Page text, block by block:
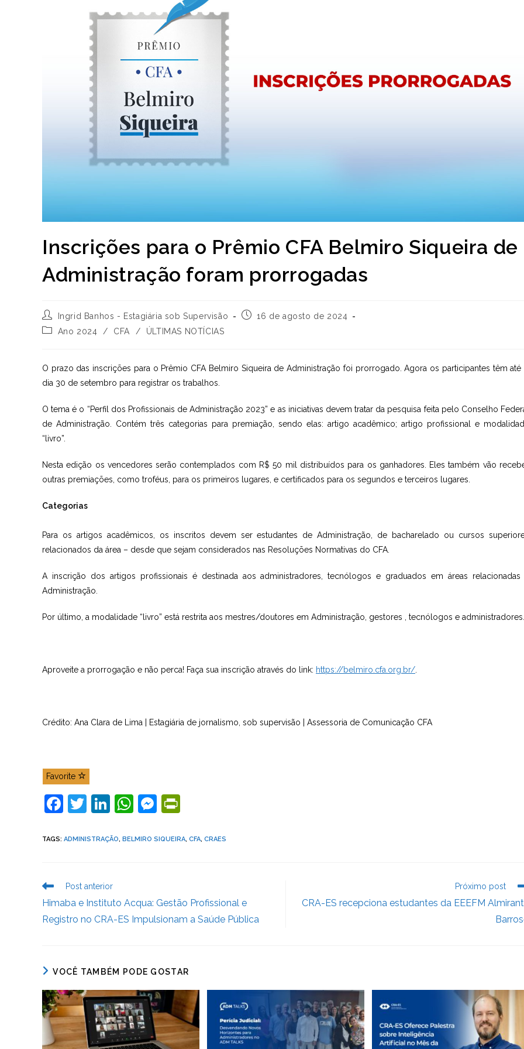
Inscrições para o Prêmio CFA Belmiro Siqueira de
Administração foram prorrogadas
Autor
do
post:
Ingrid Banhos - Estagiária sob Supervisão
Post16 de agosto de 2024
Categoria
Ano 2024 / CFA / ÚLTIMAS NOTÍCIAS
O prazo das inscrições para o Prêmio CFA Belmiro Siqueira de Administração foi prorrogado. Agora os participantes têm até
dia 30 de setembro para registrar os trabalhos.
O tema é o “Perfil dos Profissionais de Administração 2023” e as iniciativas devem tratar da pesquisa feita pelo Conselho
de Administração. Contém três categorias para premiação, sendo elas: artigo acadêmico; artigo profissional e
“livro”.
Nesta edição os vencedores serão contemplados com R$ 50 mil distribuídos para os ganhadores. Eles também vão
outras premiações, como troféus, para os primeiros lugares, e certificados para os segundos e terceiros lugares.
Categorias
Para os artigos acadêmicos, os inscritos devem ser estudantes de Administração, de bacharelado ou cursos
relacionados da área – desde que sejam considerados nas Resoluções Normativas do CFA.
A inscrição dos artigos profissionais é destinada aos administradores, tecnólogos e graduados em áreas relacionadas
Administração.
Por último, a modalidade “livro” está restrita aos mestres/doutores em Administração, gestores , tecnólogos e administradores.
Aproveite a prorrogação e não perca! Faça sua inscrição através do link: https://belmiro.cfa.org.br/.
Crédito: Ana Clara de Lima | Estagiária de jornalismo, sob supervisão | Assessoria de Comunicação CFA
Favorite
F
c
b
o
o
T
itt
Li
k
n
W
at
p
p
M
ss
g
er
tF
n
dl
TAGS: ADMINISTRAÇÃO, BELMIRO SIQUEIRA, CFA, CRAES
Leia
artigos
Post anterior
Himaba e Instituto Acqua: Gestão Profissional e
Registro no CRA-ES Impulsionam a Saúde Pública
Próximo post
CRA-ES recepciona estudantes da EEEFM
VOCÊ TAMBÉM PODE GOSTAR